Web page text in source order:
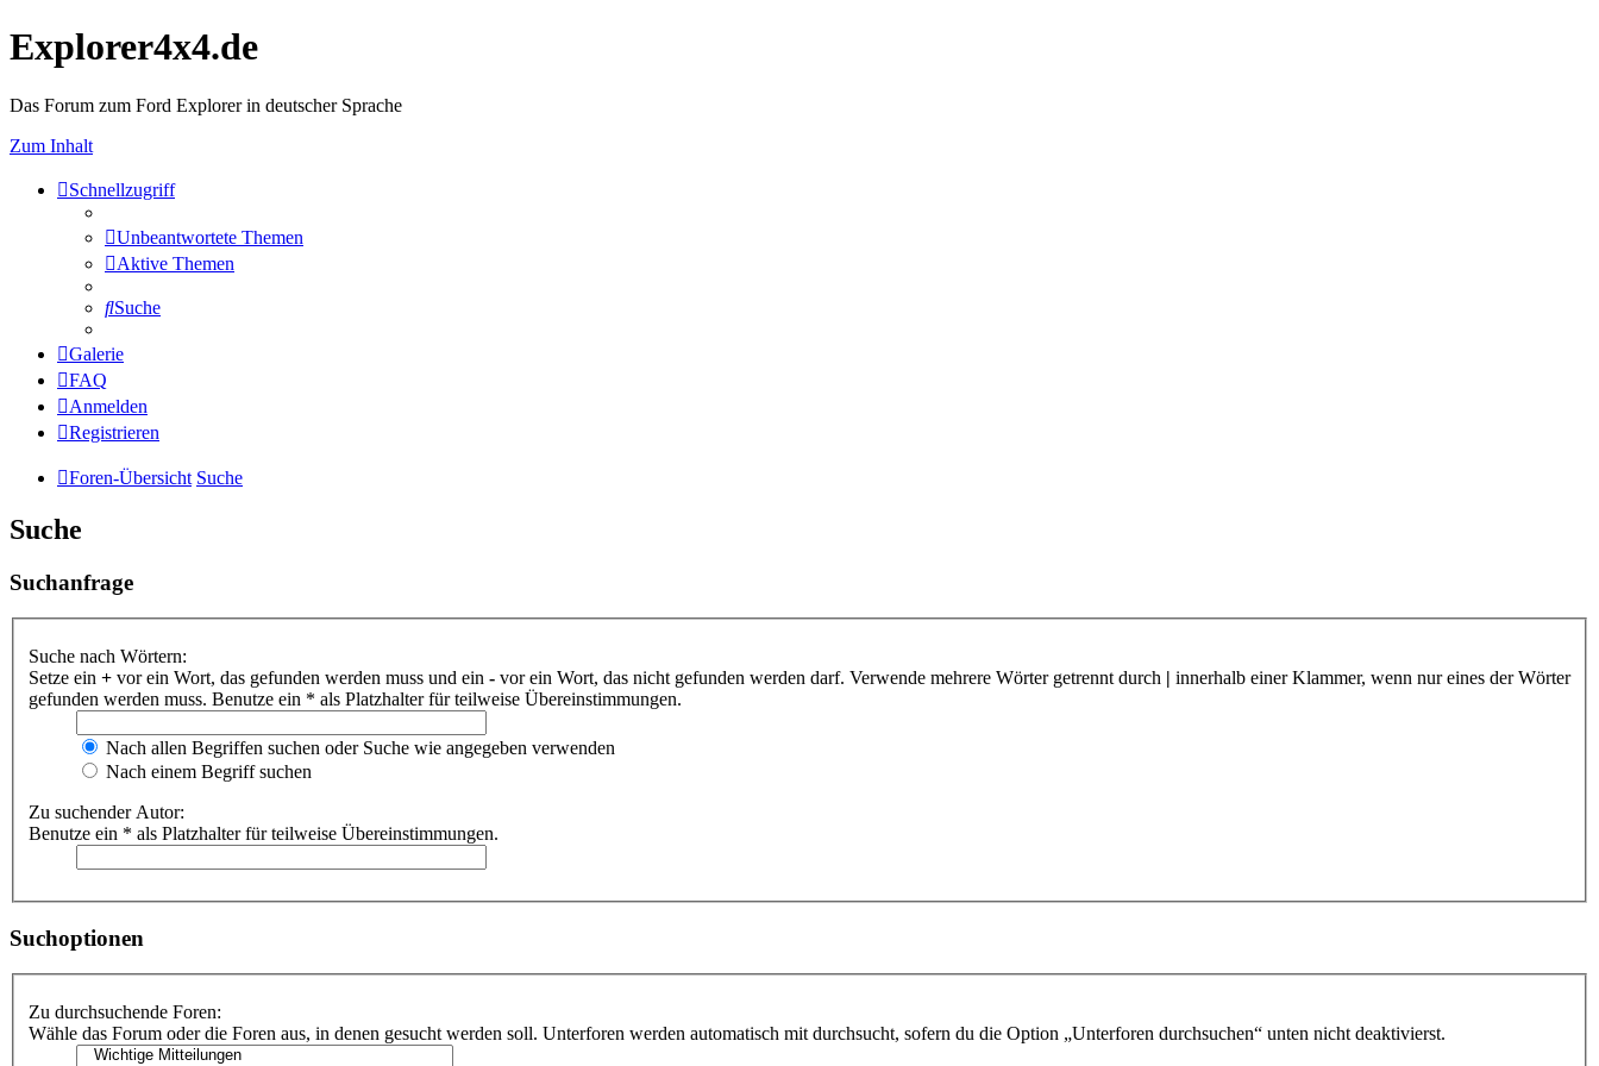
Explorer4x4.de
Das Forum zum Ford Explorer in deutscher Sprache
Zum Inhalt
Schnellzugriff
Unbeantwortete Themen
Aktive Themen
Suche
Galerie
FAQ
Anmelden
Registrieren
Foren-Übersicht Suche
Suche
Suchanfrage
Suche nach Wörtern:
Setze ein + vor ein Wort, das gefunden werden muss und ein - vor ein Wort, das nicht gefunden werden darf. Verwende mehrere Wörter getrennt durch | innerhalb einer Klammer, wenn nur eines der Wörter
gefunden werden muss. Benutze ein * als Platzhalter für teilweise Übereinstimmungen.
Nach allen Begriffen suchen oder Suche wie angegeben verwenden
Nach einem Begriff suchen
Zu suchender Autor:
Benutze ein * als Platzhalter für teilweise Übereinstimmungen.
Suchoptionen
Zu durchsuchende Foren:
Wähle das Forum oder die Foren aus, in denen gesucht werden soll. Unterforen werden automatisch mit durchsucht, sofern du die Option „Unterforen durchsuchen“ unten nicht deaktivierst.